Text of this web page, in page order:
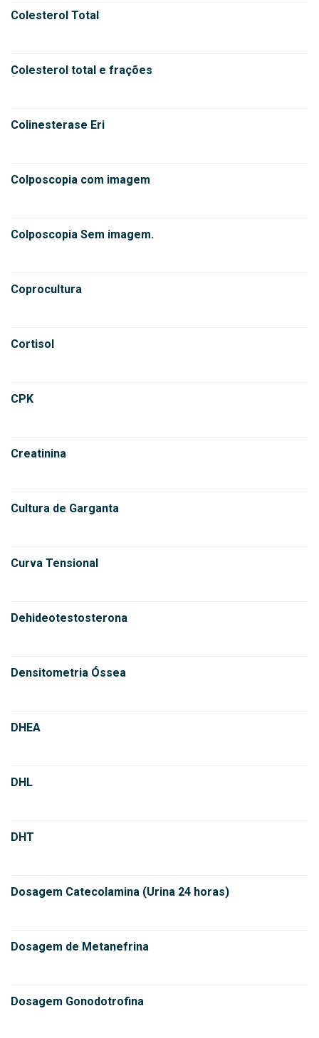
Colesterol Total
Colesterol total e frações
Colinesterase Eri
Colposcopia com imagem
Colposcopia Sem imagem.
Coprocultura
Cortisol
CPK
Creatinina
Cultura de Garganta
Curva Tensional
Dehideotestosterona
Densitometria Óssea
DHEA
DHL
DHT
Dosagem Catecolamina (Urina 24 horas)
Dosagem de Metanefrina
Dosagem Gonodotrofina